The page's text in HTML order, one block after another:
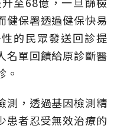
健保署透過健保快易
的民眾發送回診提
名單回饋給原診斷醫
。
測，透過基因檢測精
患者忍受無效治療的